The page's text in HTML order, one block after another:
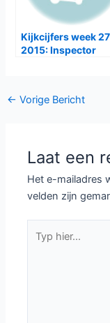
Kijkcijfers week 27
2015: Inspector
Bericht
← Vorige Bericht
Laat een
Het e-mailadres
velden zijn
hier...